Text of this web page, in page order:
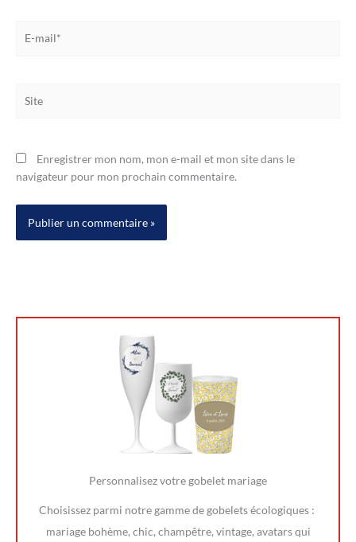
mail*
Enregistrer mon nom, mon e-mail et mon site dans le
navigateur pour mon prochain commentaire.
Personnalisez votre gobelet mariage
Choisissez parmi notre gamme de gobelets écologiques :
mariage bohème, chic, champêtre, vintage, avatars qui